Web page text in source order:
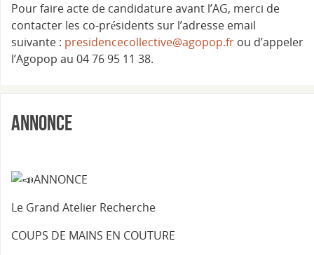
Pour faire acte de candidature avant l’AG, merci de
contacter les co-présidents sur l’adresse email
suivante : presidencecollective@agopop.fr ou d’appeler
l’Agopop au 04 76 95 11 38.
Annonce
ANNONCE
Le Grand Atelier Recherche
COUPS DE MAINS EN COUTURE